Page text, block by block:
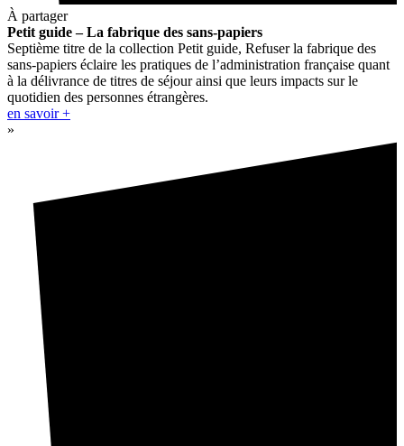
À partager
Petit guide – La fabrique des sans-papiers
Septième titre de la collection Petit guide, Refuser la fabrique des
sans-papiers éclaire les pratiques de l’administration française quant
à la délivrance de titres de séjour ainsi que leurs impacts sur le
quotidien des personnes étrangères.
en savoir +
»